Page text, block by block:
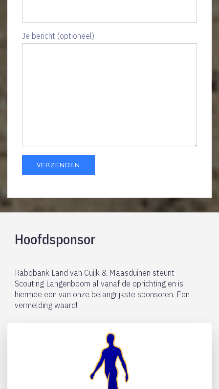
Je bericht (optioneel)
Hoofdsponsor
Rabobank Land van Cuijk & Maasduinen steunt
Scouting Langenboom al vanaf de oprichting en is
hiermee een van onze belangrijkste sponsoren. Een
vermelding waard!